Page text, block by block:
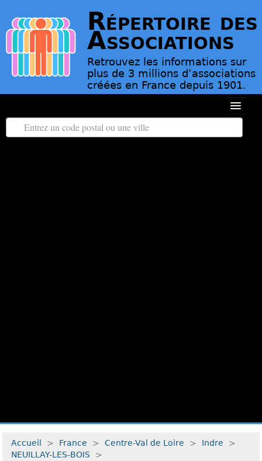
Répertoire des
Associations
Retrouvez les informations sur
plus de 3 millions d’associations
créées en France depuis 1901.
Accueil > France > Centre-Val de Loire > Indre
>
NEUILLAY-LES-BOIS
>